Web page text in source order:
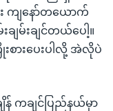
ကျနော်တယောက်
ချမ်းချင်တယ်ပေါ့။
စားပေးပါလို့ အဲလိုပဲ
န် ကချင်ပြည်နယ်မှာ